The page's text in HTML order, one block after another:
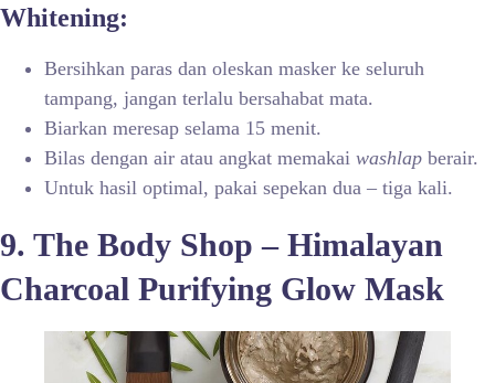
Whitening:
Bersihkan paras dan oleskan masker ke seluruh
tampang, jangan terlalu bersahabat mata.
Biarkan meresap selama 15 menit.
Bilas dengan air atau angkat memakai washlap berair.
Untuk hasil optimal, pakai sepekan dua – tiga kali.
9. The Body Shop – Himalayan
Charcoal Purifying Glow Mask